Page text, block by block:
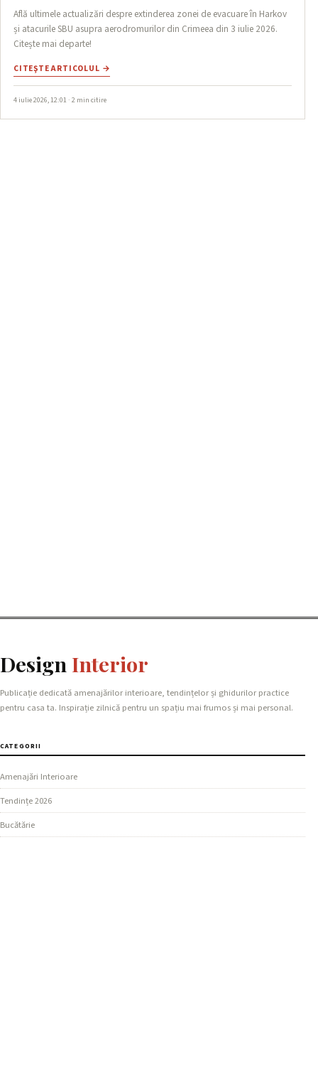
Află ultimele actualizări despre extinderea zonei de evacuare în Harkov
și atacurile SBU asupra aerodromurilor din Crimeea din 3 iulie 2026.
Citește mai departe!
CITEŞTE ARTICOLUL →
4 iulie 2026, 12:01 · 2 min citire
Design Interior
Publicație dedicată amenajărilor interioare, tendințelor și ghidurilor practice
pentru casa ta. Inspirație zilnică pentru un spațiu mai frumos și mai personal.
CATEGORII
Amenajări Interioare
Tendințe 2026
Bucătărie